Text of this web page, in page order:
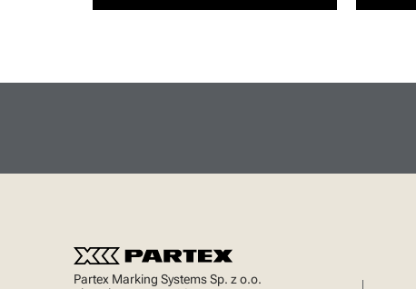
Partex Marking Systems Sp. z o.o.